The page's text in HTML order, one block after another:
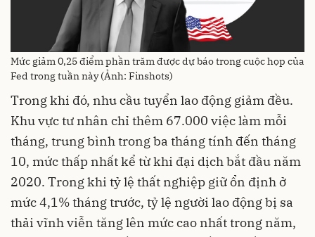
Mức giảm 0,25 điểm phần trăm được dự báo trong cuộc họp của
Fed trong tuần này (Ảnh: Finshots)
Trong khi đó, nhu cầu tuyển lao động giảm đều.
Khu vực tư nhân chỉ thêm 67.000 việc làm mỗi
tháng, trung bình trong ba tháng tính đến tháng
10, mức thấp nhất kể từ khi đại dịch bắt đầu năm
2020. Trong khi tỷ lệ thất nghiệp giữ ổn định ở
mức 4,1% tháng trước, tỷ lệ người lao động bị sa
thải vĩnh viễn tăng lên mức cao nhất trong năm,